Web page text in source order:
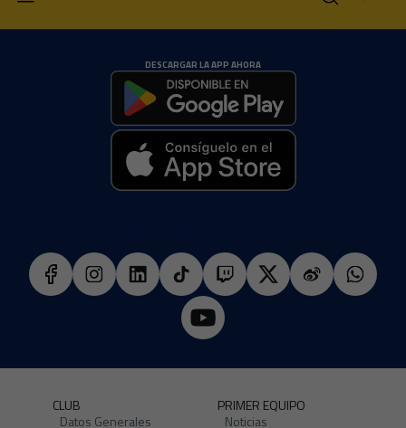
DESCARGAR LA APP AHORA
CLUB
Datos Generales
PRIMER EQUIPO
Noticias